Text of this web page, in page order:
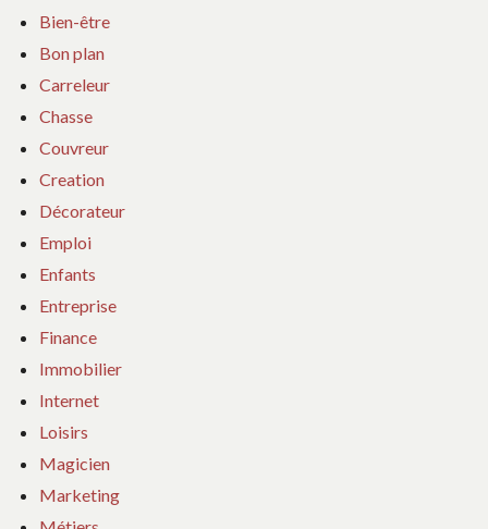
Bien-être
Bon plan
Carreleur
Chasse
Couvreur
Creation
Décorateur
Emploi
Enfants
Entreprise
Finance
Immobilier
Internet
Loisirs
Magicien
Marketing